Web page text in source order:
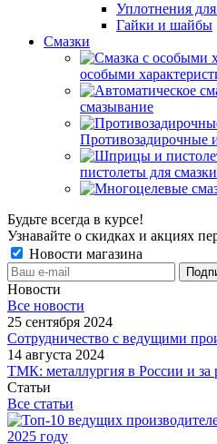
Уплотнения
Гайки и шайбы
Смазки
особыми
смазывание
Противозадирочные
пистолеты для смазки
Будьте всегда в курсе!
Узнавайте о скидках и акциях
Новости магазина
Новости
Все новости
25 сентября 2024
Сотрудничество с ведущими
14 августа 2024
ТМК: металлургия в России и за
Статьи
Все статьи